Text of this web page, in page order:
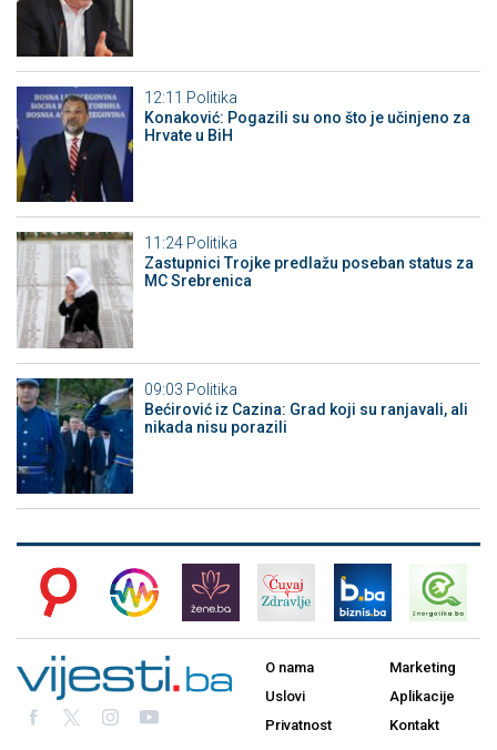
12:11 Politika
Konaković: Pogazili su ono što je učinjeno za
Hrvate u BiH
11:24 Politika
Zastupnici Trojke predlažu poseban status za
MC Srebrenica
09:03 Politika
Bećirović iz Cazina: Grad koji su ranjavali, ali
nikada nisu porazili
O nama
Uslovi
Privatnost
Marketing
Aplikacije
Kontakt